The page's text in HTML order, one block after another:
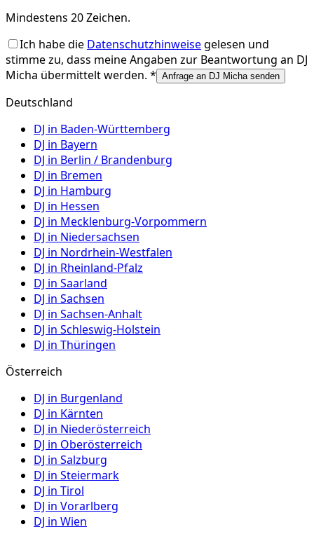
Mindestens 20 Zeichen.
Ich habe die Datenschutzhinweisegelesen und
stimme zu, dass meine Angaben zur Beantwortung an DJ
Micha übermittelt werden. * Anfrage an DJ Micha senden
Deutschland
DJ in Baden-Württemberg
DJ in Bayern
DJ in Berlin / Brandenburg
DJ in Bremen
DJ in Hamburg
DJ in Hessen
DJ in Mecklenburg-Vorpommern
DJ in Niedersachsen
DJ in Nordrhein-Westfalen
DJ in Rheinland-Pfalz
DJ in Saarland
DJ in Sachsen
DJ in Sachsen-Anhalt
DJ in Schleswig-Holstein
DJ in Thüringen
Österreich
DJ in Burgenland
DJ in Kärnten
DJ in Niederösterreich
DJ in Oberösterreich
DJ in Salzburg
DJ in Steiermark
DJ in Tirol
DJ in Vorarlberg
DJ in Wien